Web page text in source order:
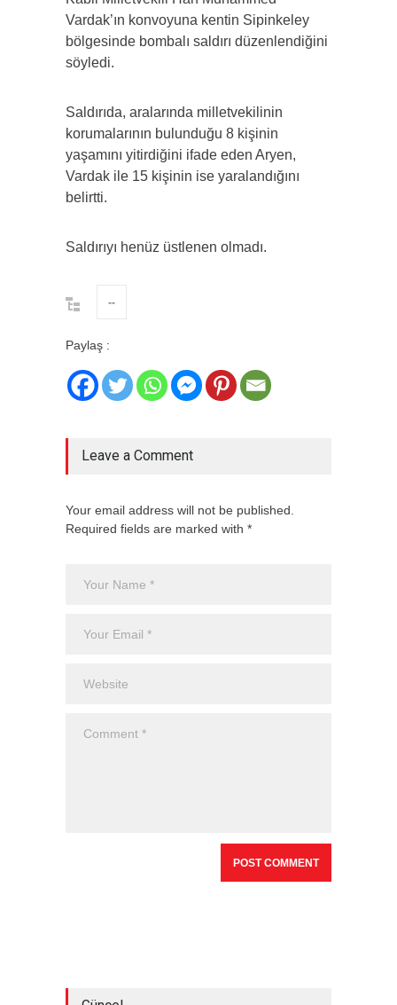
Vardak’ın konvoyuna kentin Sipinkeley
bölgesinde bombalı saldırı düzenlendiğini
söyledi.
Saldırıda, aralarında milletvekilinin
korumalarının bulunduğu 8 kişinin
yaşamını yitirdiğini ifade eden Aryen,
Vardak ile 15 kişinin ise yaralandığını
belirtti.
Saldırıyı henüz üstlenen olmadı.
--
Paylaş :
Leave a Comment
Your email address will not be published.
Required fields are marked with *